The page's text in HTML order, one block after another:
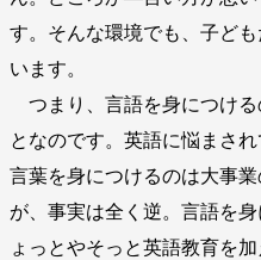
す。そんな環境でも、子ど
います。
つまり、言語を身につける
となのです。英語に悩まさ
言葉を身につけるのは大事
が、事実は全く逆。言語を
ょっとやそっと英語教育を